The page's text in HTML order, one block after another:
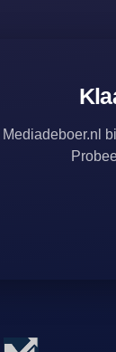
Mediadeboer.nl